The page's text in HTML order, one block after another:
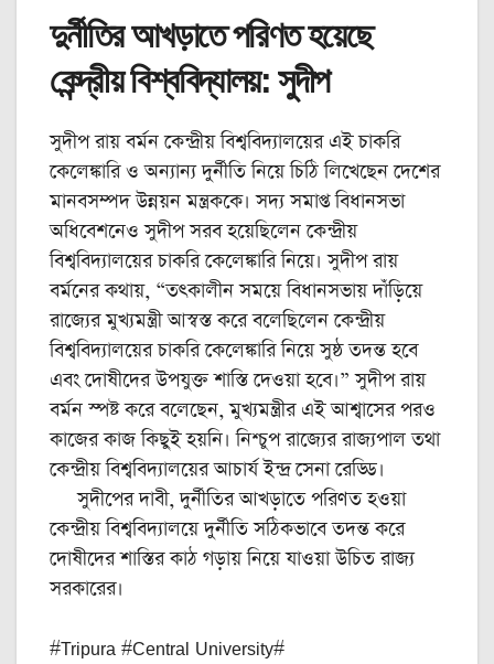
দুর্নীতির আখড়াতে পরিণত হয়েছে
কেন্দ্রীয় বিশ্ববিদ্যালয়: সুদীপ
সুদীপ রায় বর্মন কেন্দ্রীয় বিশ্ববিদ্যালয়ের এই চাকরি
কেলেঙ্কারি ও অন্যান্য দুর্নীতি নিয়ে চিঠি লিখেছেন দেশের
মানবসম্পদ উন্নয়ন মন্ত্রককে। সদ্য সমাপ্ত বিধানসভা
অধিবেশনেও সুদীপ সরব হয়েছিলেন কেন্দ্রীয়
বিশ্ববিদ্যালয়ের চাকরি কেলেঙ্কারি নিয়ে। সুদীপ রায়
বর্মনের কথায়, “তৎকালীন সময়ে বিধানসভায় দাঁড়িয়ে
রাজ্যের মুখ্যমন্ত্রী আস্বস্ত করে বলেছিলেন কেন্দ্রীয়
বিশ্ববিদ্যালয়ের চাকরি কেলেঙ্কারি নিয়ে সুষ্ঠ তদন্ত হবে
এবং দোষীদের উপযুক্ত শাস্তি দেওয়া হবে।” সুদীপ রায়
বর্মন স্পষ্ট করে বলেছেন, মুখ্যমন্ত্রীর এই আশ্বাসের পরও
কাজের কাজ কিছুই হয়নি। নিশ্চুপ রাজ্যের রাজ্যপাল তথা
কেন্দ্রীয় বিশ্ববিদ্যালয়ের আচার্য ইন্দ্র সেনা রেড্ডি।
সুদীপের দাবী, দুর্নীতির আখড়াতে পরিণত হওয়া
কেন্দ্রীয় বিশ্ববিদ্যালয়ে দুর্নীতি সঠিকভাবে তদন্ত করে
দোষীদের শাস্তির কাঠ গড়ায় নিয়ে যাওয়া উচিত রাজ্য
সরকারের।
#Tripura #Central University#